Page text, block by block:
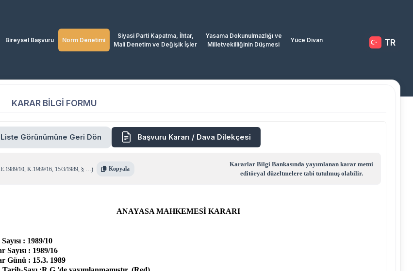
Bireysel Başvuru Norm Denetimi
Siyasi Parti Kapatma, İhtar,
Mali Denetim ve Değişik İşler
Yasama Dokunulmazlığı ve
Milletvekilliğinin Düşmesi
Yüce Divan TR
KARAR BİLGİ FORMU
Liste Görünümüne Geri Dön Başvuru Kararı / Dava Dilekçesi
E.1989/10, K.1989/16, 15/3/1989, § …) Kopyala
Kararlar Bilgi Bankasında yayımlanan karar metni
editöryal düzeltmelere tabi tutulmuş olabilir.